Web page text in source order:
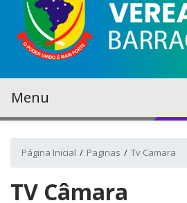
Menu
Página Inicial Paginas Tv Camara
TV Câmara